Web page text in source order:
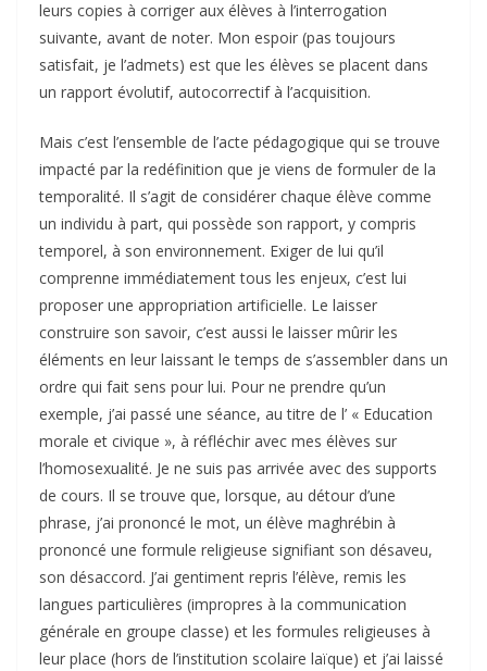
leurs copies à corriger aux élèves à l’interrogation
suivante, avant de noter. Mon espoir (pas toujours
satisfait, je l’admets) est que les élèves se placent dans
un rapport évolutif, autocorrectif à l’acquisition.
Mais c’est l’ensemble de l’acte pédagogique qui se trouve
impacté par la redéfinition que je viens de formuler de la
temporalité. Il s’agit de considérer chaque élève comme
un individu à part, qui possède son rapport, y compris
temporel, à son environnement. Exiger de lui qu’il
comprenne immédiatement tous les enjeux, c’est lui
proposer une appropriation artificielle. Le laisser
construire son savoir, c’est aussi le laisser mûrir les
éléments en leur laissant le temps de s’assembler dans un
ordre qui fait sens pour lui. Pour ne prendre qu’un
exemple, j’ai passé une séance, au titre de l’ « Education
morale et civique », à réfléchir avec mes élèves sur
l’homosexualité. Je ne suis pas arrivée avec des supports
de cours. Il se trouve que, lorsque, au détour d’une
phrase, j’ai prononcé le mot, un élève maghrébin à
prononcé une formule religieuse signifiant son désaveu,
son désaccord. J’ai gentiment repris l’élève, remis les
langues particulières (impropres à la communication
générale en groupe classe) et les formules religieuses à
leur place (hors de l’institution scolaire laïque) et j’ai laissé